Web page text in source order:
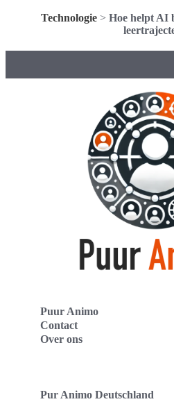
Technologie > Hoe helpt AI
Puur Animo
Contact
Over ons
Pur Animo Deutschland